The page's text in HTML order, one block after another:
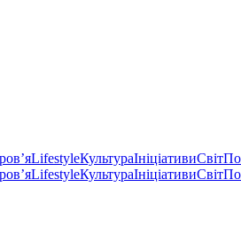
LifestyleКультураІніціативиСвіт
LifestyleКультураІніціативиСвіт